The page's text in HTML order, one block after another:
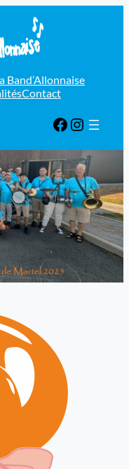
Band’Allonnaise
Contact
Facebook Instagram